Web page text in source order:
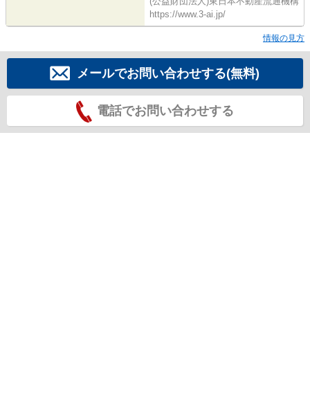
https://www.3-ai.jp/
情報の見方
メールでお問い合わせする(無料)
電話でお問い合わせする